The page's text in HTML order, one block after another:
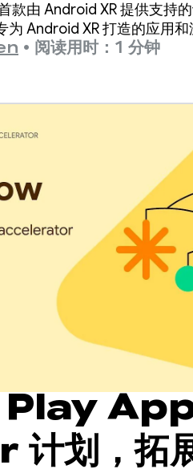
款由 Android XR 提供支持
Android XR 打造的应用和
• 阅读用时：1 分钟
Play
划，拓展